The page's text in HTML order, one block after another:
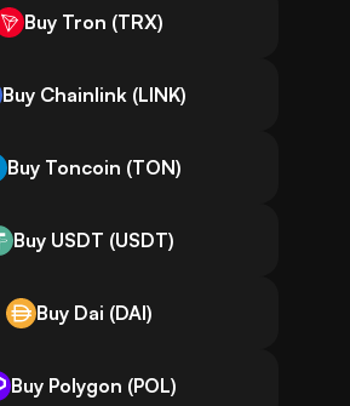
Buy Tron (TRX)
Buy Chainlink (LINK)
Buy Toncoin (TON)
Buy USDT (USDT)
Buy Dai (DAI)
Buy Polygon (POL)